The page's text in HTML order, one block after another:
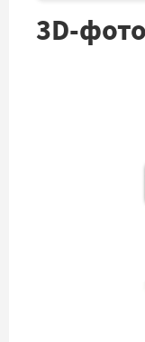
3D-фото